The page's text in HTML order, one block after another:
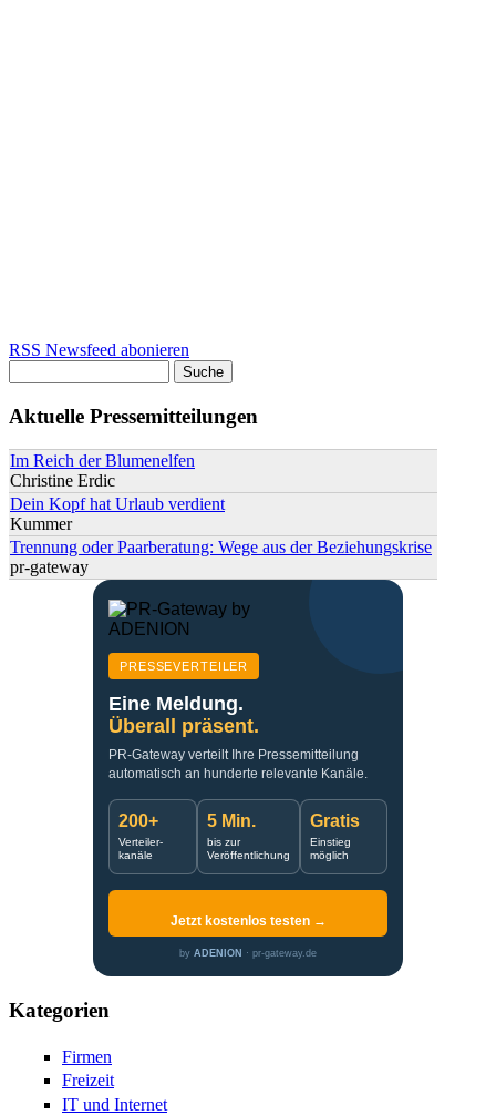
RSS Newsfeed abonieren
Aktuelle Pressemitteilungen
Im Reich der Blumenelfen
Christine Erdic
Dein Kopf hat Urlaub verdient
Kummer
Trennung oder Paarberatung: Wege aus der Beziehungskrise
pr-gateway
PRESSEVERTEILER
Eine Meldung.
Überall präsent.
PR-Gateway verteilt Ihre Pressemitteilung
automatisch an hunderte relevante Kanäle.
200+
Verteiler-
kanäle
5 Min.
bis zur
Veröffentlichung
Gratis
Einstieg
möglich
Jetzt kostenlos testen →
by ADENION · pr-gateway.de
Kategorien
Firmen
Freizeit
IT und Internet